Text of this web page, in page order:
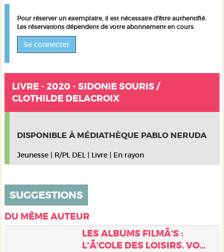
Pour réserver un exemplaire, il est nécessaire d'être authentifié.
Les réservations dépendent de votre abonnement en cours.
Se connecter
LIVRE - 2020 - SIDONIE SOURIS /
CLOTHILDE DELACROIX
DISPONIBLE À MÉDIATHÈQUE PABLO NERUDA
Jeunesse | R/PL DEL | Livre | En rayon
SUGGESTIONS
DU MÊME AUTEUR
LES ALBUMS FILMÃ‘S :
L'Ã‘COLE DES LOISIRS. VO...